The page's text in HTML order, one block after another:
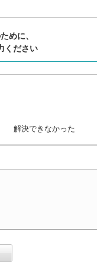
めに、
ください
解決できなかった